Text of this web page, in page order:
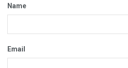
Name
Email